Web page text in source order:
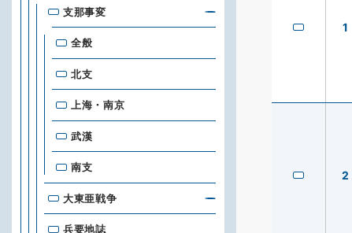
1
2
支那事変
全般
北支
上海・南京
武漢
南支
大東亜戦争
兵要地誌